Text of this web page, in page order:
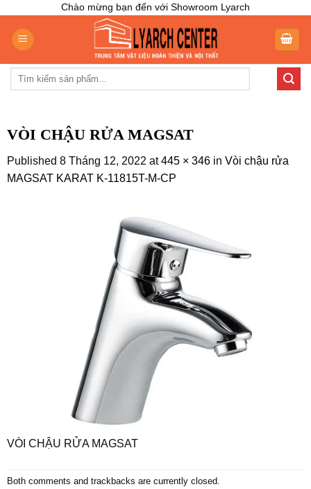
content
Chào mừng bạn đến với Showroom Lyarch
Tìm
VÒI CHẬU RỬA MAGSAT
Published 8 Tháng 12, 2022 at445 × 346 in Vòi chậu rửa
MAGSAT KARAT K-11815T-M-CP
VÒI CHẬU RỬA MAGSAT
Both comments and trackbacks are currently closed.